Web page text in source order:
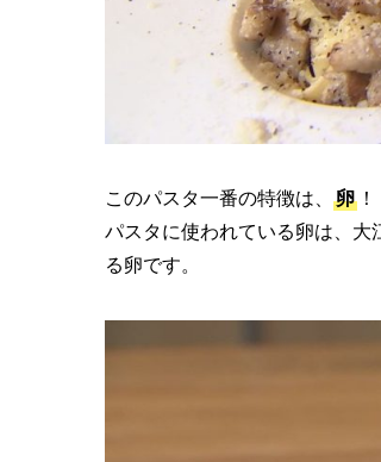
このパスタ一番の特徴は、 卵 ！
パスタに使われている卵は、大
る卵です。